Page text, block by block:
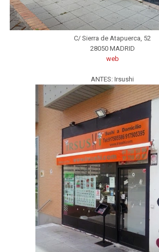
C/ Sierra de Atapuerca, 52
28050 MADRID
web
ANTES: Irsushi